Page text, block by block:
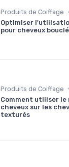
Produits de Coiffage
Optimiser
pour cheveux
Produits de Coiffage
Comment utiliser le
cheveux sur les
texturés